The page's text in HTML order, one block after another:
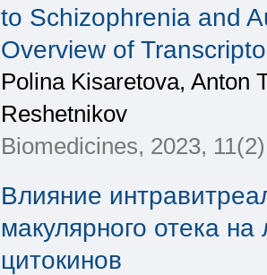
to Schizophrenia and
Overview of
Polina Kisaretova, Anton
Reshetnikov
Biomedicines, 2023,
Влияние
макулярного отека
цитокинов